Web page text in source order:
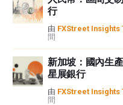
行
由 FXStreet Insights
間
新加坡：國內生
星展銀行
由 FXStreet Insights
間